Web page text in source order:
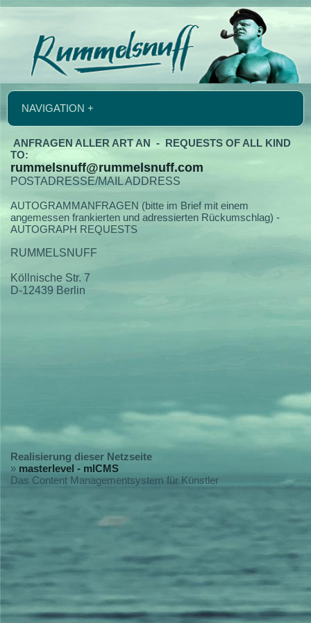
NAVIGATION +
ANFRAGEN ALLER ART AN - REQUESTS OF ALL KIND
TO:
rummelsnuff@rummelsnuff.com
POSTADRESSE/MAIL ADDRESS
AUTOGRAMMANFRAGEN (bitte im Brief mit einem
angemessen frankierten und adressierten Rückumschlag) -
AUTOGRAPH REQUESTS
RUMMELSNUFF
Köllnische Str. 7
D-12439 Berlin
Realisierung dieser Netzseite
» masterlevel - mlCMS
Das Content Managementsystem für Künstler